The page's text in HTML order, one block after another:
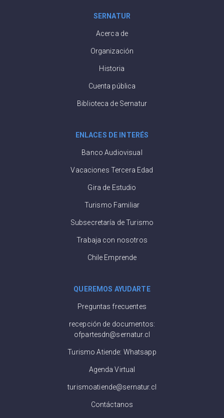
SERNATUR
Acerca de
Organización
Historia
Cuenta pública
Biblioteca de Sernatur
ENLACES DE INTERÉS
Banco Audiovisual
Vacaciones Tercera Edad
Gira de Estudio
Turismo Familiar
Subsecretaría de Turismo
Trabaja con nosotros
Chile Emprende
QUEREMOS AYUDARTE
Preguntas frecuentes
recepción de documentos:
ofpartesdn@sernatur.cl
Turismo Atiende: Whatsapp
Agenda Virtual
turismoatiende@sernatur.cl
Contáctanos